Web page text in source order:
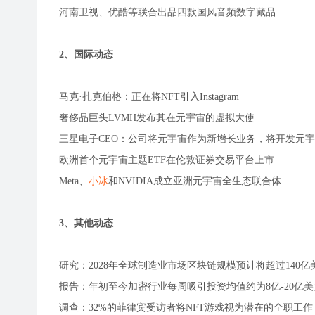
河南卫视、优酷等联合出品四款国风音频数字藏品
2、国际动态
马克·扎克伯格：正在将NFT引入Instagram
奢侈品巨头LVMH发布其在元宇宙的虚拟大使
三星电子CEO：公司将元宇宙作为新增长业务，将开发元
欧洲首个元宇宙主题ETF在伦敦证券交易平台上市
Meta、 小冰和NVIDIA成立亚洲元宇宙全生态联合体
3、其他动态
研究：2028年全球制造业市场区块链规模预计将超过140亿
报告：年初至今加密行业每周吸引投资均值约为8亿-20亿
调查：32%的菲律宾受访者将NFT游戏视为潜在的全职工作